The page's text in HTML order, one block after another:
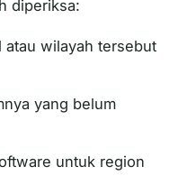
diperiksa:
wilayah tersebut
yang belum
untuk region